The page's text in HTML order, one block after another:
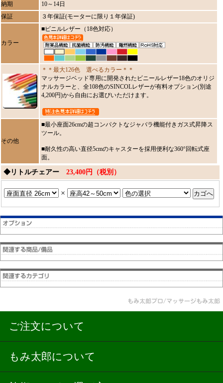
納期
10～14日
保証
３年保証(モーターに限り１年保証)
カラー
■ビニルレザー（18色対応）
＊＊最大126色 選べるカラー＊＊
マッサージベッド専用に開発されたビニールレザー18色のオリジ
ナルカラーと、全108色のSINCOLレザーが有料オプション(別途
4,200円)から自由にお選びいただけます。
その他
■最小座面26cmの超コンパクトなジャバラ機能付きガス式昇降ス
ツール。
■耐久性の高い直径5cmのキャスターを採用便利な360°回転式座
面。
◆リトルチェアー 23,400円（税別）
×
ご注文について
もみ太郎について